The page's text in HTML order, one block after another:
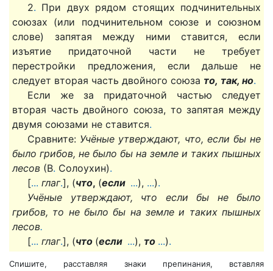
2. При двух рядом стоящих подчинительных
союзах (или подчинительном союзе и союзном
слове) запятая между ними ставится, если
изъятие придаточной части не требует
перестройки предложения, если дальше не
следует вторая часть двойного союза то, так, но.
Если же за придаточной частью следует
вторая часть двойного союза, то запятая между
двумя союзами не ставится.
Сравните: Учёные утверждают, что, если бы не
было грибов, не было бы на земле и таких пышных
лесов (В. Солоухин).
[... глаг.], (что, (если ...), ...).
Учёные утверждают, что если бы не было
грибов, то не было бы на земле и таких пышных
лесов.
[... глаг.], (что (если ...), то ...).
Спишите, расставляя знаки препинания, вставляя